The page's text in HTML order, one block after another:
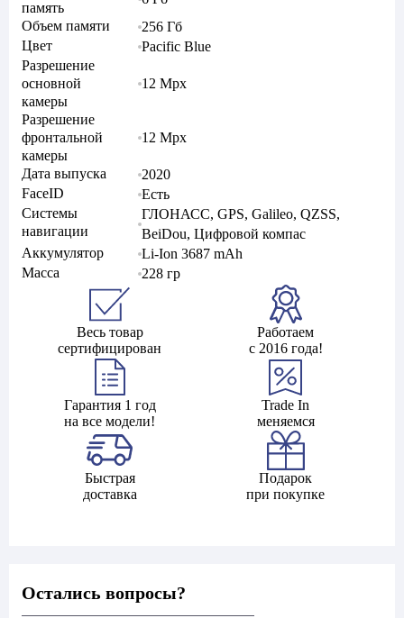
память
Объем памяти
256 Гб
Цвет
Pacific Blue
Разрешение
основной
камеры
12 Mpx
Разрешение
фронтальной
камеры
12 Mpx
Дата выпуска
2020
FaceID
Есть
Системы
навигации
ГЛОНАСС, GPS, Galileo, QZSS,
BeiDou, Цифровой компас
Аккумулятор
Li-Ion 3687 mAh
Масса
228 гр
Весь товар
сертифицирован
Работаем
с 2016 года!
Гарантия 1 год
на все модели!
Trade In
меняемся
Быстрая
доставка
Подарок
при покупке
Остались вопросы?